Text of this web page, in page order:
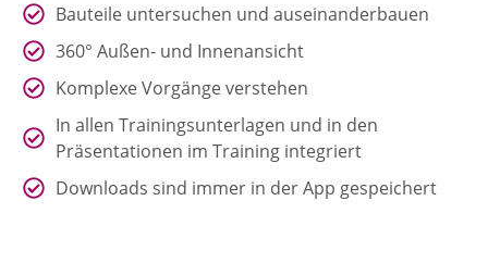
Bauteile untersuchen und auseinanderbauen
360° Außen- und Innenansicht
Komplexe Vorgänge verstehen
In allen Trainingsunterlagen und in den
Präsentationen im Training integriert
Downloads sind immer in der App gespeichert